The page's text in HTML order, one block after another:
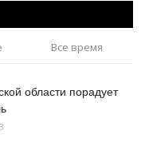
Все время
области порадует